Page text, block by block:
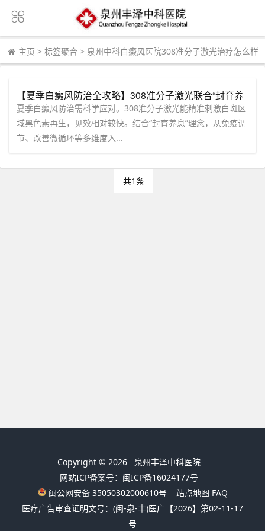
主页 > 标签聚合 > 泉州中科白癜风医院308准分子激光治疗怎么样
【夏季白癜风防治全攻略】308准分子激光联合“封育养
息”，泉州中科为您保驾护航
夏季白癜风防治需科学应对。308准分子激光能精准刺激白斑区
域黑色素再生，见效相对较快。结合“封育养息”理念，从免疫调
节、改善微循环等多维度入...
共1条
Copyright © 2026 泉州丰泽中科医院
网站ICP备案号：闽ICP备16024177号
闽公网安备 35050302000610号
站点地图 FAQ
医疗广告审查证明文号：(闽-泉-丰)医广【2026】第02-11-17
号